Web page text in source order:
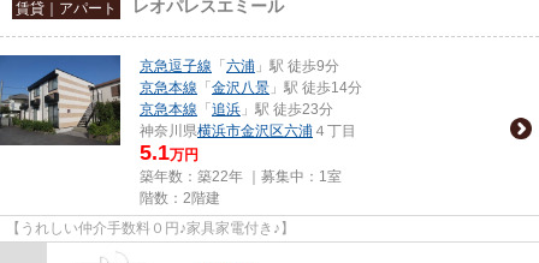
賃貸｜アパート レオパレスエミール
京急逗子線 「 六浦 」駅 徒歩9分
京急本線 「 金沢八景 」駅 徒歩14分
京急本線 「 追浜 」駅 徒歩23分
神奈川県横浜市金沢区六浦 ４丁目
5.1万円
築年数：築22年 ｜募集中： 1室
階数：2階建
【うれしい仲介手数料０円♪家具家電付き♪】